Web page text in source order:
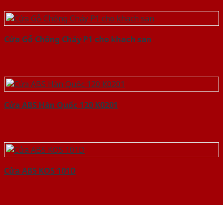
Cửa Gỗ Chống Cháy P1 cho khach san
Cửa ABS Hàn Quốc 120 K0201
Cửa ABS KOS 101D